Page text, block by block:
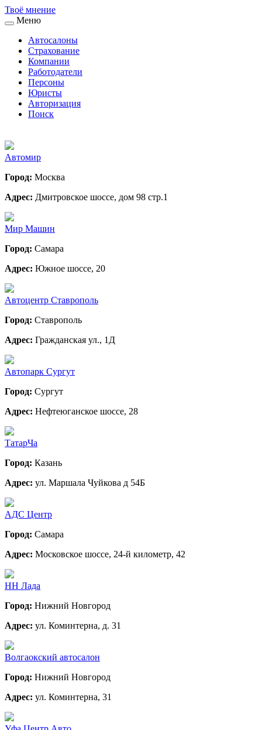
Твоё мнение
Меню
Автосалоны
Страхование
Компании
Работодатели
Персоны
Юристы
Авторизация
Поиск
Автомир
Город: Москва
Адрес: Дмитровское шоссе, дом 98 стр.1
Мир Машин
Город: Самара
Адрес: Южное шоссе, 20
Автоцентр Ставрополь
Город: Ставрополь
Адрес: Гражданская ул., 1Д
Автопарк Сургут
Город: Сургут
Адрес: Нефтеюганское шоссе, 28
ТатарЧа
Город: Казань
Адрес: ул. Маршала Чуйкова д 54Б
АДС Центр
Город: Самара
Адрес: Московское шоссе, 24-й километр, 42
НН Лада
Город: Нижний Новгород
Адрес: ул. Коминтерна, д. 31
Волгаокский автосалон
Город: Нижний Новгород
Адрес: ул. Коминтерна, 31